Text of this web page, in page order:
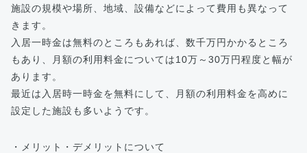
施設の規模や場所、地域、設備などによって費用も異なって
きます。
入居一時金は無料のところもあれば、数千万円かかるところ
もあり、月額の利用料金については10万～30万円程度と幅が
あります。
最近は入居時一時金を無料にして、月額の利用料金を高めに
設定した施設も多いようです。
・メリット・デメリットについて